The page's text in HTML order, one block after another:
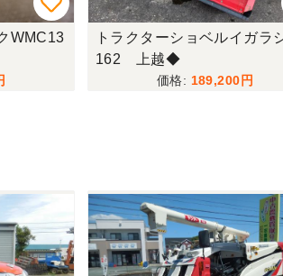
WMC13
トラクターショベルイガラ
162 上越◆
189,200